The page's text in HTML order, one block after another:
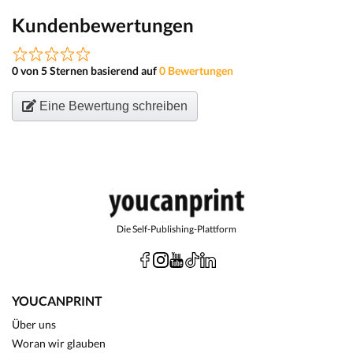
Kundenbewertungen
0 von 5 Sternen basierend auf0 Bewertungen
Eine Bewertung schreiben
Die Self-Publishing-Plattform
YOUCANPRINT
Über uns
Woran wir glauben